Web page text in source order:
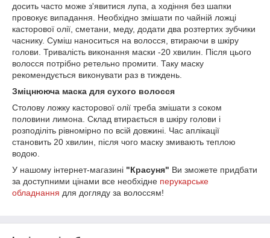
досить часто може з'явитися лупа, а ходіння без шапки
провокує випадання. Необхідно змішати по чайній ложці
касторової олії, сметани, меду, додати два розтертих зубчики
часнику. Суміш наноситься на волосся, втираючи в шкіру
голови. Тривалість виконання маски -20 хвилин. Після цього
волосся потрібно ретельно промити. Таку маску
рекомендується виконувати раз в тиждень.
Зміцнююча маска для сухого волосся
Столову ложку касторової олії треба змішати з соком
половини лимона. Склад втирається в шкіру голови і
розподіліть рівномірно по всій довжині. Час аплікації
становить 20 хвилин, після чого маску змивають теплою
водою.
У нашому інтернет-магазині "Красуня" Ви зможете придбати
за доступними цінами все необхідне перукарське
обладнання для догляду за волоссям!